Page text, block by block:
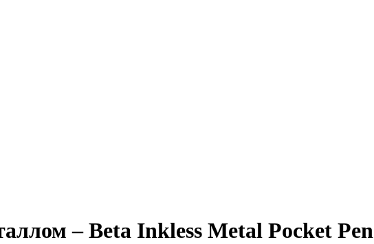
– Beta Inkless Metal Pocket Pen